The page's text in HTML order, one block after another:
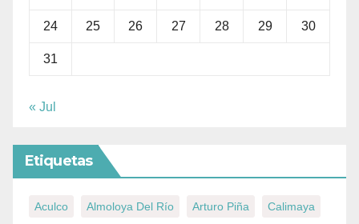
24 25 26 27 28 29 30
31
« Jul
Etiquetas
Aculco Almoloya Del Río Arturo Piña Calimaya